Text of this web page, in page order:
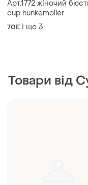
Арт.1772 жіночий
cup hunkemoller.
70E і ще 3
Товари від